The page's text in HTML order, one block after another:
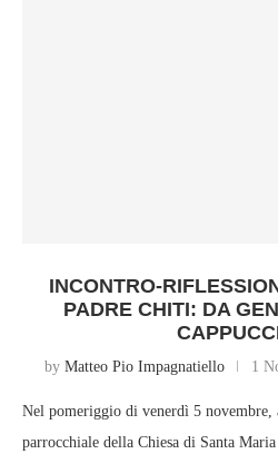
INCONTRO-
PADRE CHITI: DA
by Matteo Pio Impagnatiello 1
Nel pomeriggio di venerdì 5 novembre,
parrocchiale della Chiesa di Santa